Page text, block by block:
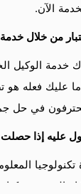
الآن.
خدمة الوكيل
100٪. كل ما عليك فعله
في حل
عليه إذا
المهنية.